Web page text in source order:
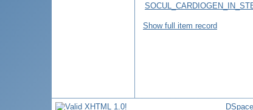
Show full item record